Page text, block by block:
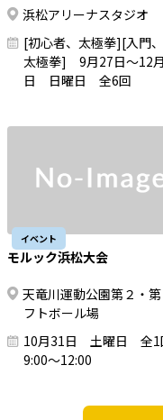
浜松アリーナスタジオ
[初心者、太極拳][入門
太極拳] 9月27日～12
日 日曜日 全6回
イベント
モルック浜松大会
天竜川運動公園第２・
フトボール場
10月31日 土曜日 全
9:00～12:00